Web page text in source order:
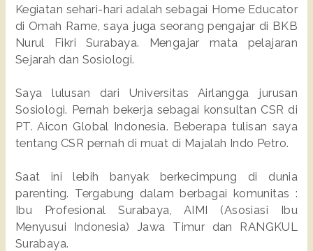
Kegiatan sehari-hari adalah sebagai Home Educator
di Omah Rame, saya juga seorang pengajar di BKB
Nurul Fikri Surabaya. Mengajar mata pelajaran
Sejarah dan Sosiologi.
Saya lulusan dari Universitas Airlangga jurusan
Sosiologi. Pernah bekerja sebagai konsultan CSR di
PT. Aicon Global Indonesia. Beberapa tulisan saya
tentang CSR pernah di muat di Majalah Indo Petro.
Saat ini lebih banyak berkecimpung di dunia
parenting. Tergabung dalam berbagai komunitas :
Ibu Profesional Surabaya, AIMI (Asosiasi Ibu
Menyusui Indonesia) Jawa Timur dan RANGKUL
Surabaya.